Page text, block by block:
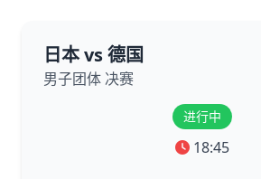
日本 vs 德国
男子团体 决赛
进行中
18:45